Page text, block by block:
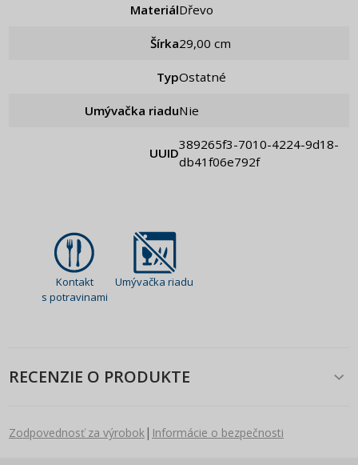
Materiál Dřevo
Šírka 29,00 cm
Typ Ostatné
Umývačka riadu Nie
UUID
389265f3-7010-4224-9d18-
db41f06e792f
Kontakt
s potravinami
Umývačka riadu
RECENZIE O PRODUKTE
Zodpovednosť za výrobok| Informácie o bezpečnosti